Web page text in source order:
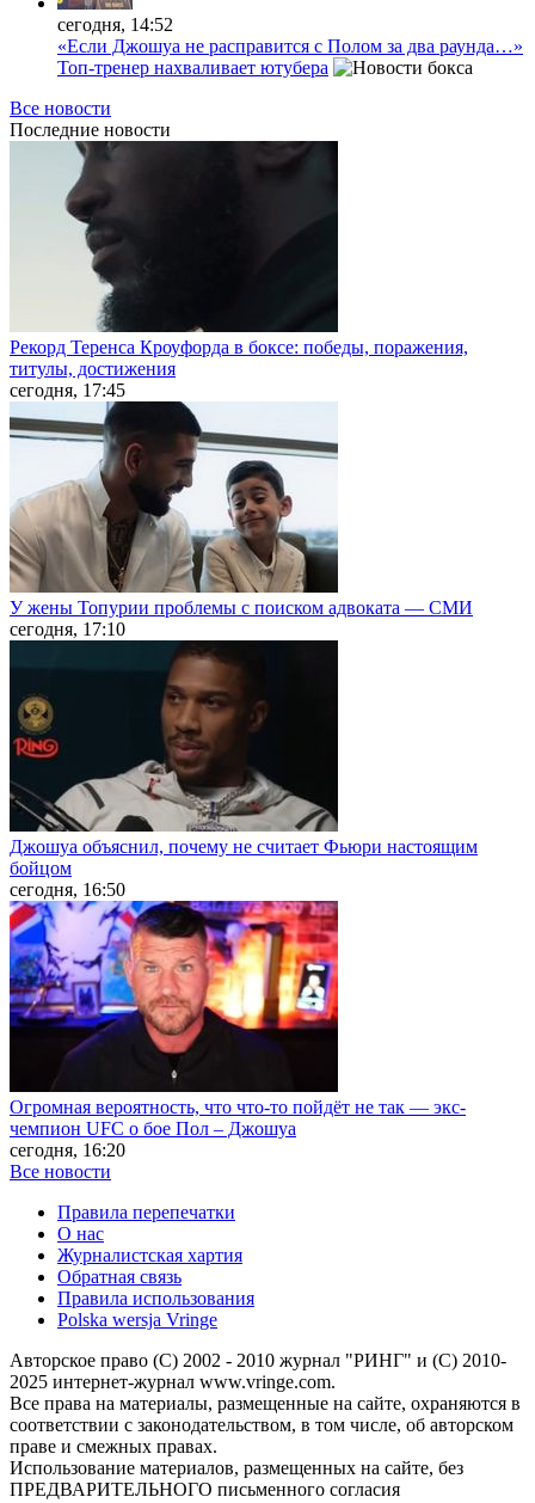
сегодня, 14:52
«Если Джошуа не расправится с Полом за два раунда…»
Топ-тренер нахваливает ютубера
Все новости
Последние новости
Рекорд Теренса Кроуфорда в боксе: победы, поражения,
титулы, достижения
сегодня, 17:45
У жены Топурии проблемы с поиском адвоката — СМИ
сегодня, 17:10
Джошуа объяснил, почему не считает Фьюри настоящим
бойцом
сегодня, 16:50
Огромная вероятность, что что-то пойдёт не так — экс-
чемпион UFC о бое Пол – Джошуа
сегодня, 16:20
Все новости
Правила перепечатки
О нас
Журналистская хартия
Обратная связь
Правила использования
Polska wersja Vringe
Авторское право (С) 2002 - 2010 журнал "РИНГ" и (С) 2010-
2025 интернет-журнал www.vringe.com.
Все права на материалы, размещенные на сайте, охраняются в
соответствии с законодательством, в том числе, об авторском
праве и смежных правах.
Использование материалов, размещенных на сайте, без
ПРЕДВАРИТЕЛЬНОГО письменного согласия